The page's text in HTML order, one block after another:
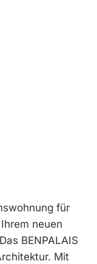
für
neuen
BENPALAIS
Mit